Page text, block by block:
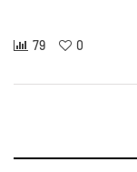
79 0